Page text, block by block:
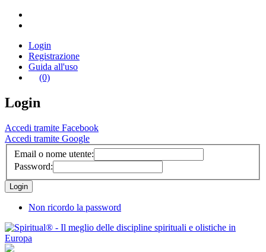
Login
Registrazione
Guida all'uso
(0)
Login
Accedi tramite Facebook
Accedi tramite Google
Email o nome utente:
Password:
Non ricordo la password